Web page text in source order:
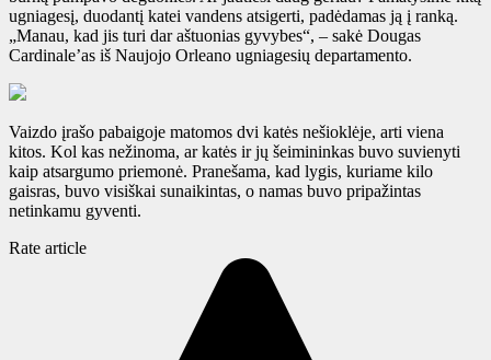
ugniagesį, duodantį katei vandens atsigerti, padėdamas ją į ranką.
„Manau, kad jis turi dar aštuonias gyvybes“, – sakė Dougas
Cardinale’as iš Naujojo Orleano ugniagesių departamento.
Vaizdo įrašo pabaigoje matomos dvi katės nešioklėje, arti viena
kitos. Kol kas nežinoma, ar katės ir jų šeimininkas buvo suvienyti
kaip atsargumo priemonė. Pranešama, kad lygis, kuriame kilo
gaisras, buvo visiškai sunaikintas, o namas buvo pripažintas
netinkamu gyventi.
Rate article